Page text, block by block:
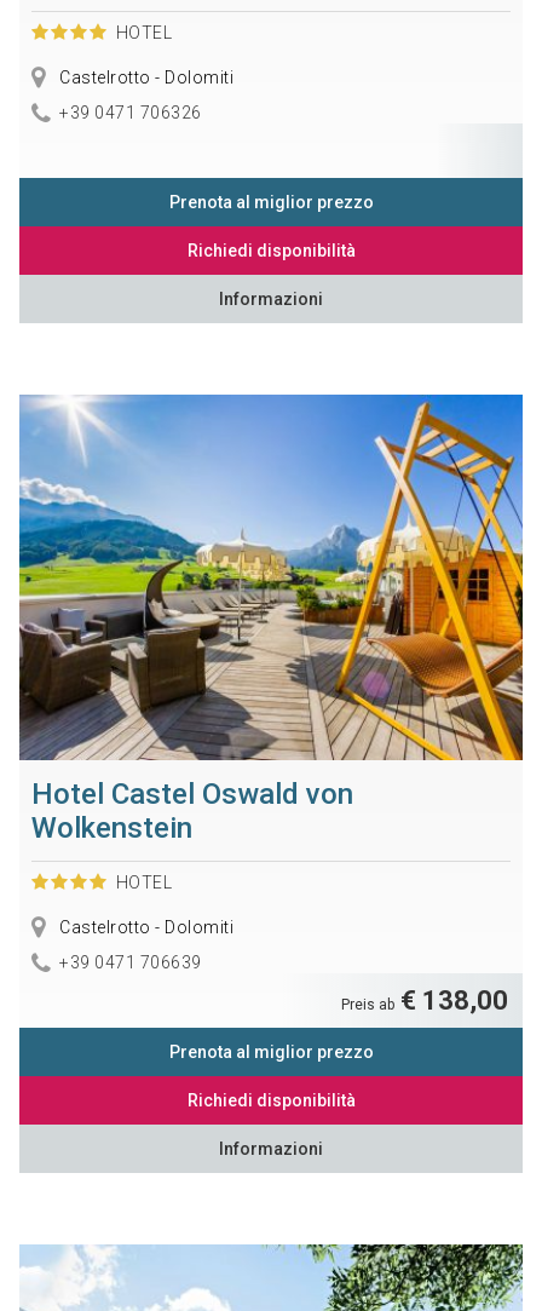
HOTEL
Castelrotto - Dolomiti
+39 0471 706326
Prenota al miglior prezzo
Richiedi disponibilità
Informazioni
Hotel Castel Oswald von
Wolkenstein
HOTEL
Castelrotto - Dolomiti
+39 0471 706639
Preis ab € 138,00
Prenota al miglior prezzo
Richiedi disponibilità
Informazioni